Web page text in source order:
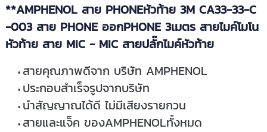
**AMPHENOL สาย PHONEหัวท้าย 3M CA33-33-C
-003 สาย PHONE ออกPHONE 3เมตร สายไมค์โมโน
หัวท้าย สาย MIC - MIC สายปลั๊กไมค์หัวท้าย
สายคุณภาพดีจาก บริษัท AMPHENOL
ประกอบสำเร็จรูปจากบริษัท
นำสัญญาณได้ดี ไม่มีเสียงรายกวน
สายและแจ็ค ของAMPHENOLทั้งหมด